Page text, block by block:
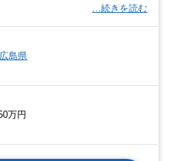
…続きを読む
広島県
万円